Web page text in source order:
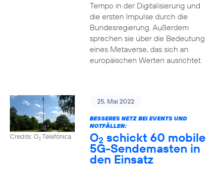
Tempo in der Digitalisierung und
die ersten Impulse durch die
Bundesregierung. Außerdem
sprechen sie über die Bedeutung
eines Metaverse, das sich an
europäischen Werten ausrichtet.
Credits: O2Telefónica
25. Mai 2022
BESSERES NETZ BEI EVENTS UND
NOTFÄLLEN:
O2 schickt 60 mobile
5G-Sendemasten in
den Einsatz